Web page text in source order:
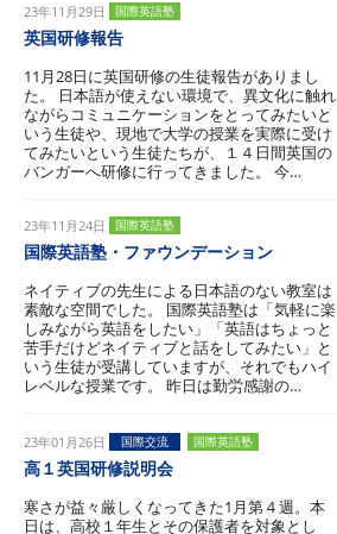
23年11月29日 国際英語塾
英国研修報告
11月28日に英国研修の生徒報告がありまし
た。 日本語が使えない環境で、異文化に触れ
ながらコミュニケーションをとってみたいと
いう生徒や、現地で大学の授業を実際に受け
てみたいという生徒たちが、１４日間英国の
バンガーへ研修に行ってきました。 今…
23年11月24日 国際英語塾
国際英語塾・ファウンデーション
ネイティブの先生による日本語のない教室は
素敵な空間でした。 国際英語塾は「気軽に楽
しみながら英語をしたい」「英語はちょっと
苦手だけどネイティブと話をしてみたい」と
いう生徒が受講していますが、それでもハイ
レベルな授業です。 昨日は勤労感謝の…
23年01月26日 国際交流 国際英語塾
高１英国研修説明会
寒さが益々厳しくなってきた1月第４週。本
日は、高校１年生とその保護者を対象とし